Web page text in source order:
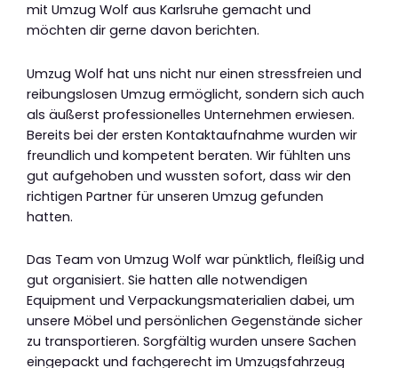
mit Umzug Wolf aus Karlsruhe gemacht und
möchten dir gerne davon berichten.
Umzug Wolf hat uns nicht nur einen stressfreien und
reibungslosen Umzug ermöglicht, sondern sich auch
als äußerst professionelles Unternehmen erwiesen.
Bereits bei der ersten Kontaktaufnahme wurden wir
freundlich und kompetent beraten. Wir fühlten uns
gut aufgehoben und wussten sofort, dass wir den
richtigen Partner für unseren Umzug gefunden
hatten.
Das Team von Umzug Wolf war pünktlich, fleißig und
gut organisiert. Sie hatten alle notwendigen
Equipment und Verpackungsmaterialien dabei, um
unsere Möbel und persönlichen Gegenstände sicher
zu transportieren. Sorgfältig wurden unsere Sachen
eingepackt und fachgerecht im Umzugsfahrzeug